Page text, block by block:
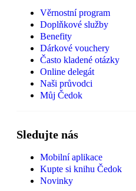
Věrnostní program
Doplňkové služby
Benefity
Dárkové vouchery
Často kladené otázky
Online delegát
Naši průvodci
Můj Čedok
Sledujte nás
Mobilní aplikace
Kupte si knihu Čedok
Novinky